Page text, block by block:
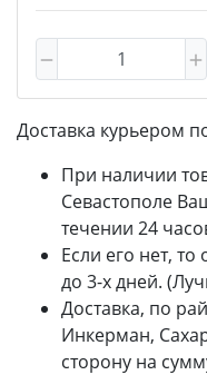
Доставка курьером
При наличии
Севастополе
течении 24
Если его нет,
до 3-х дней.
Доставка, по
Инкерман,
сторону на